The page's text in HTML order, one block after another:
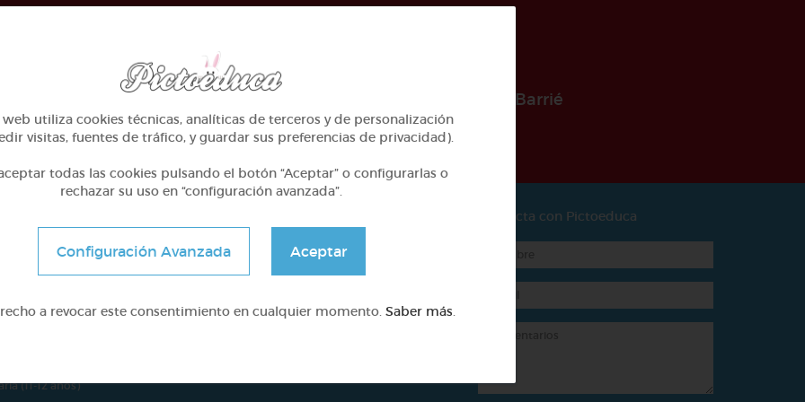
ha sido posible gracias al mecenazgo de la Fundación Barrié
(8-9 años)
(11-12 años)
¿Qué es?
¿Cúal es el origen?
Contacta con Pictoeduca
web utiliza cookies técnicas, analíticas de terceros y de personalización
visitas, fuentes de tráfico, y guardar sus preferencias de privacidad).
todas las cookies pulsando el botón “Aceptar” o configurarlas o
rechazar su uso en “configuración avanzada”.
Configuración Avanzada Aceptar
a revocar este consentimiento en cualquier momento. Saber más.